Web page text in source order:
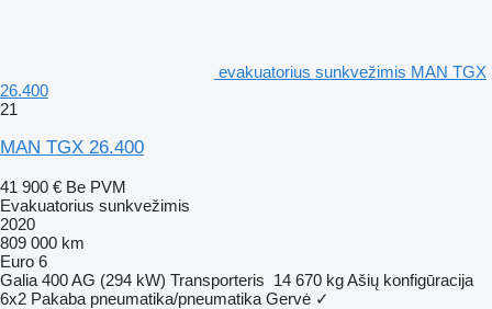
evakuatorius sunkvežimis MAN TGX
26.400
21
MAN TGX 26.400
41 900 € Be PVM
Evakuatorius sunkvežimis
2020
809 000 km
Euro 6
Galia 400 AG (294 kW) Transporteris 14 670 kgAšių konfigūracija
6x2 Pakaba pneumatika/pneumatika Gervė ✓